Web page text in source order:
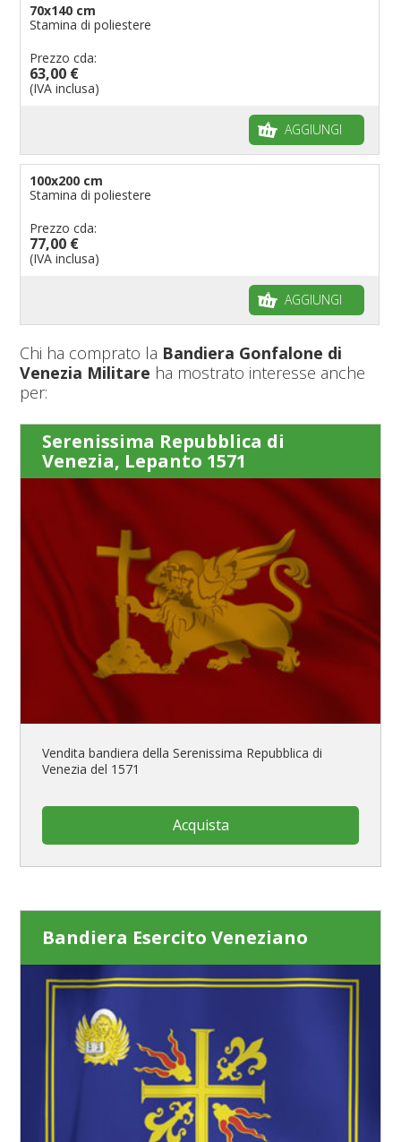
70x140 cm
Stamina di poliestere
Prezzo cda:
63,00 €
(IVA inclusa)
AGGIUNGI
100x200 cm
Stamina di poliestere
Prezzo cda:
77,00 €
(IVA inclusa)
AGGIUNGI
Chi ha comprato la Bandiera Gonfalone di
Venezia Militare ha mostrato interesse anche
per:
Serenissima Repubblica di
Venezia, Lepanto 1571
Vendita bandiera della Serenissima Repubblica di
Venezia del 1571
Acquista
Bandiera Esercito Veneziano